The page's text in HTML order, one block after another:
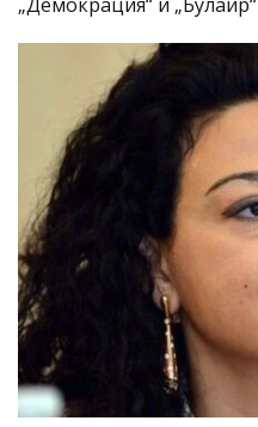
„Демокрация“ и „Булаир“